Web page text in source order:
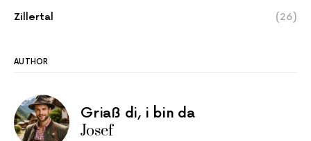
Zillertal (26)
AUTHOR
Griaß di, i bin da
Josef